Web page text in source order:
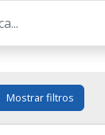
Mostrar filtros